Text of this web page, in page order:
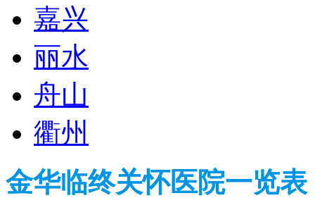
嘉兴
丽水
舟山
衢州
金华临终关怀医院一览表